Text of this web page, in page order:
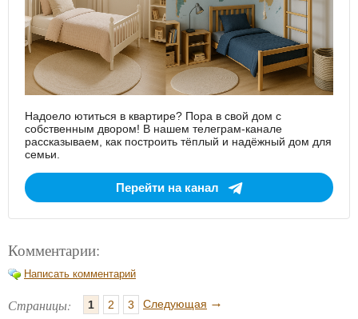
Надоело ютиться в квартире? Пора в свой дом с
собственным двором! В нашем телеграм-канале
рассказываем, как построить тёплый и надёжный дом для
семьи.
Перейти на канал
Комментарии:
Написать комментарий
Страницы: 1 2 3 Следующая →